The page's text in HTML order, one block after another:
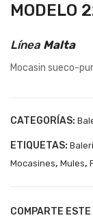
MODELO
Línea Malta
Mocasin sueco-
CATEGORÍAS:
ETIQUETAS:
Mocasines, Mules,
COMPARTE